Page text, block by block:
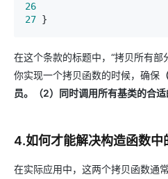
26
27 }
在这个条款的标题中，“拷贝所有部
你实现一个拷贝函数的时候，确保
员。（2）同时调用所有基类的合
4.如何才能解决构造函数中
在实际应用中，这两个拷贝函数通